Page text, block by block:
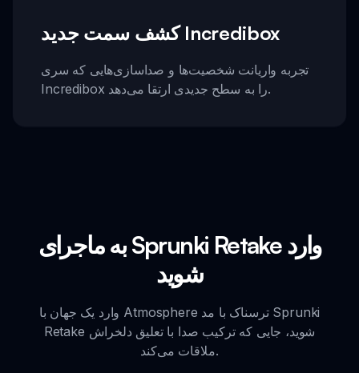
کشف سمت جدید Incredibox
تجربه واریانت شخصیت‌ها و صداسازی‌هایی که سری
Incredibox را به سطح جدیدی ارتقا می‌دهد.
به ماجرای Sprunki Retake وارد
شوید
وارد یک جهان با Atmosphere ترسناک با مد Sprunki
Retake شوید، جایی که ترکیب صدا با تعلیق دلخراش
ملاقات می‌کند.